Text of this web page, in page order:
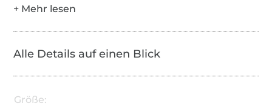
Alle Details auf einen Blick
Größe: